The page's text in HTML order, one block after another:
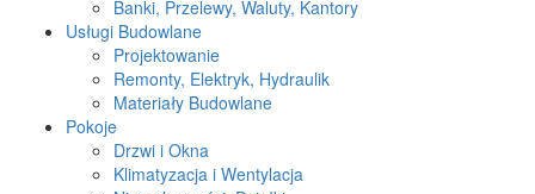
Banki, Przelewy, Waluty, Kantory
Usługi Budowlane
Projektowanie
Remonty, Elektryk, Hydraulik
Materiały Budowlane
Pokoje
Drzwi i Okna
Klimatyzacja i Wentylacja